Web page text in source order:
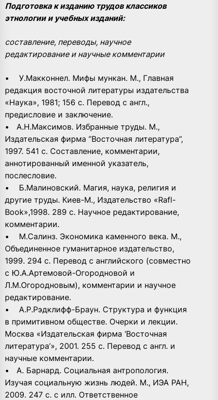
Подготовка к изданию трудов классиков
этнологии и учебных изданий:
составление, переводы, научное
редактирование и научные комментарии
• У.Макконнел. Мифы мункан. М., Главная
редакция восточной литературы издательства
«Наука», 1981; 156 с. Перевод с англ.,
предисловие и заключение.
• А.Н.Максимов. Избранные труды. М.,
Издательская фирма ”Восточная литература”,
1997. 541 с. Составление, комментарии,
аннотированный именной указатель,
послесловие.
• Б.Малиновский. Магия, наука, религия и
другие труды. Киев-М., Издательство «Rafl-
Book»,1998. 289 с. Научное редактирование,
комментарии.
• М.Салинз. Экономика каменного века. М.,
Объединенное гуманитарное издательство,
1999. 294 с. Перевод с английского (совместно
с Ю.А.Артемовой-Огородновой и
Л.М.Огородновым), комментарии и научное
редактирование.
• А.Р.Рэдклифф-Браун. Структура и функция
в примитивном обществе. Очерки и лекции.
Москва «Издательская фирма ‘Восточная
литература’», 2001. 255 с. Перевод с англ. и
научные комментарии.
• А. Барнард. Социальная антропология.
Изучая социальную жизнь людей. М., ИЭА РАН,
2009. 247 с. с илл. Ответственное